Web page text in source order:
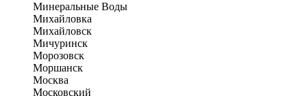
Минеральные Воды
Михайловка
Михайловск
Мичуринск
Морозовск
Моршанск
Москва
Московский